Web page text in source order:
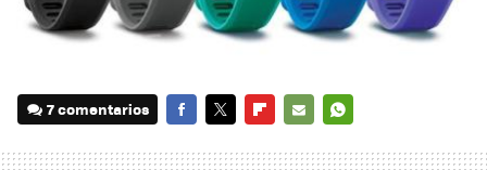
7 comentarios